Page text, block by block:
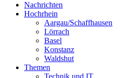
Nachrichten
Hochrhein
Aargau/Schaffhausen
Lörrach
Basel
Konstanz
Waldshut
Themen
Technik und IT